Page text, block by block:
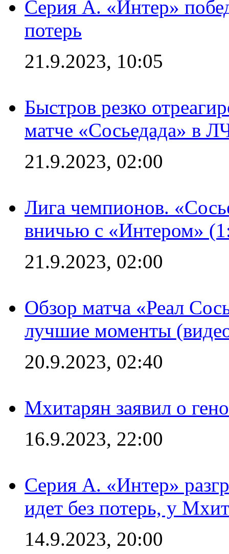
Серия А. «Интер»
потерь
21.9.2023, 10:05
Быстров резко
матче «Сосьедада» в
21.9.2023, 02:00
Лига чемпионов.
вничью с «Интером»
21.9.2023, 02:00
Обзор матча «Реал
лучшие моменты
20.9.2023, 02:40
Мхитарян заявил о
16.9.2023, 22:00
Серия А. «Интер»
идет без потерь, у
14.9.2023, 20:00